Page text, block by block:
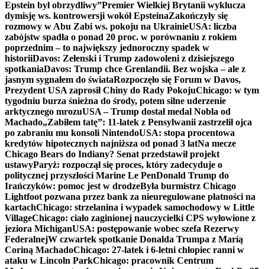
Epstein był obrzydliwy”Premier Wielkiej Brytanii wyklucza
dymisję ws. kontrowersji wokół EpsteinaZakończyły się
rozmowy w Abu Zabi ws. pokoju na UkrainieUSA: liczba
zabójstw spadła o ponad 20 proc. w porównaniu z rokiem
poprzednim – to największy jednoroczny spadek w
historiiDavos: Zełenski i Trump zadowoleni z dzisiejszego
spotkaniaDavos: Trump chce Grenlandii. Bez wojska – ale z
jasnym sygnałem do świataRozpoczęło się Forum w Davos,
Prezydent USA zaprosił Chiny do Rady PokojuChicago: w tym
tygodniu burza śnieżna do środy, potem silne uderzenie
arktycznego mrozuUSA – Trump dostał medal Nobla od
Machado„Zabiłem tatę”: 11-latek z Pensylwanii zastrzelił ojca
po zabraniu mu konsoli NintendoUSA: stopa procentowa
kredytów hipotecznych najniższa od ponad 3 latNa mecze
Chicago Bears do Indiany? Senat przedstawił projekt
ustawyParyż: rozpoczął się proces, który zadecyduje o
politycznej przyszłości Marine Le PenDonald Trump do
Irańczyków: pomoc jest w drodzeByła burmistrz Chicago
Lightfoot pozwana przez bank za nieuregulowane płatności na
kartachChicago: strzelanina i wypadek samochodowy w Little
VillageChicago: ciało zaginionej nauczycielki CPS wyłowione z
jeziora MichiganUSA: postępowanie wobec szefa Rezerwy
FederalnejW czwartek spotkanie Donalda Trumpa z Maríą
Coriną MachadoChicago: 27-latek i 6-letni chłopiec ranni w
ataku w Lincoln ParkChicago: pracownik Centrum